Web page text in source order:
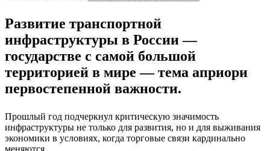
Развитие транспортной
инфраструктуры в России —
государстве с самой большой
территорией в мире — тема априори
первостепенной важности.
Прошлый год подчеркнул критическую значимость
инфраструктуры не только для развития, но и для выживания
экономики в условиях, когда торговые связи кардинально
меняются.